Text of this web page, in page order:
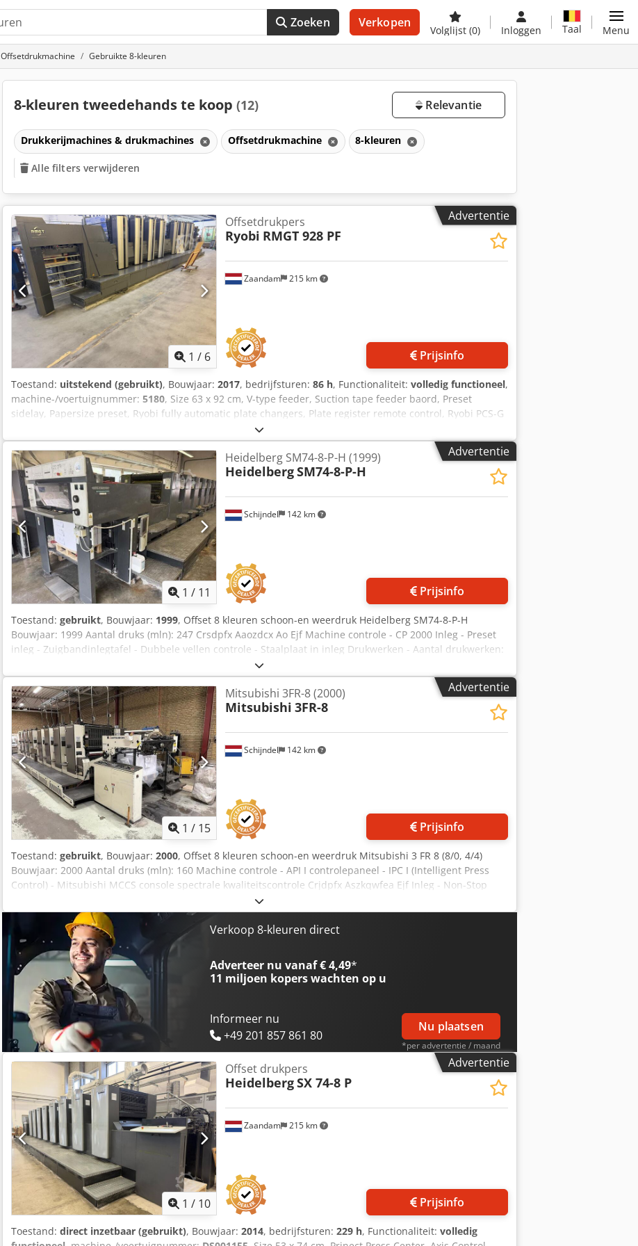
Zoeken Verkopen
Volglijst (0) Inloggen Taal Menu
Offsetdrukmachine Gebruikte 8-kleuren
8-kleuren tweedehands te koop (12) Relevantie
Drukkerijmachines & drukmachines Offsetdrukmachine 8-kleuren
Alle filters verwijderen
Advertentie
1 / 6
Zaandam 215 km
Offsetdrukpers
Ryobi RMGT 928 PF
Prijsinfo
Toestand: uitstekend (gebruikt), Bouwjaar: 2017, bedrijfsturen: 86 h, Functionaliteit: volledig functioneel,
machine-/voertuignummer: 5180, Size 63 x 92 cm, V-type feeder, Suction tape feeder baord, Preset
sidelay, Papersize preset, Ryobi fully automatic plate changers, Plate register remote control, Ryobi PCS-G
printing control, PDS-E spectrojet, Ryobi D-matic alcohol dampening system, Ink roller temperature
control, Automatic blanket wash, Automatic roller wash Crsdpfxswzvzme Aa Eef
Advertentie
1 / 11
Schijndel 142 km
Heidelberg SM74-8-P-H (1999)
HeidelbergSM74-8-P-H
Prijsinfo
Toestand: gebruikt, Bouwjaar: 1999, Offset 8 kleuren schoon-en weerdruk Heidelberg SM74-8-P-H
Bouwjaar: 1999 Aantal druks (mln): 247 Crsdpfx Aaozdcx Ao Ejf Machine controle - CP 2000 Inleg - Preset
inleg - Zuigbandinlegtafel - Dubbele vellen controle - Staalplaat in inleg Drukwerken - Aantal drukwerken:
8 - Machine met schoon -en weerdruk: 8/0, 4/4 - AutoPlate - Alcolor vochtwerk - Automatische
inktrollenwasinrichting - Automatische rubberdoekwasinrichting - Automatische wasinrichting voor
tegendrukcilinders - Vochtwerk koel- en circulatiesysteem: Technotrans Uitleg - Standaard uitleg -
Poederspray
Advertentie
1 / 15
Schijndel 142 km
Mitsubishi 3FR-8 (2000)
Mitsubishi 3FR-8
Prijsinfo
Toestand: gebruikt, Bouwjaar: 2000, Offset 8 kleuren schoon-en weerdruk Mitsubishi 3 FR 8 (8/0, 4/4)
Bouwjaar: 2000 Aantal druks (mln): 160 Machine controle - API I controlepaneel - IPC I (Intelligent Press
Control) - Mitsubishi MCCS console spectrale kwaliteitscontrole Crjdpfx Aszkqwfea Ejf Inleg - Non-Stop
inleg - Staalplaat in inleg Drukwerken - Aantal drukwerken: 8 - Machine met schoon -en weerdruk: 8/0, 4/4
- SAPC halfautomatische platenwissel - Mitsubishi continue vochtwerk - Automatische
inktrollenwasinrichting - Automatische rubberdoekwasinrichting - Automatische wasinrichting voor
tegendrukcilinders - Inkt temperatuur controle: Industrial Cooling Uitleg - Poederspray: Grafix Max.
snelheid (kopies/uur): 13.000 (11.000 perfecting) Max. papierformaat (mm): 720x 1020 Min. papierformaat
(mm): 360 x 540 (440 x 540 perfecting) Max. printformaat (mm): 710 x 1020 (700 x 1020 perfecting) Min.
papierdikte (mm): 0,04 Max. papierdikte (mm): 0,3
Verkoop 8-kleuren direct
Adverteer nu vanaf € 4,49*
11 miljoen koperswachten op u
Informeer nu
+49 201 857 861 80
Nu plaatsen
*per advertentie / maand
Advertentie
1 / 10
Zaandam 215 km
Offset drukpers
HeidelbergSX 74-8 P
Prijsinfo
Toestand: direct inzetbaar (gebruikt), Bouwjaar: 2014, bedrijfsturen: 229 h, Functionaliteit: volledig